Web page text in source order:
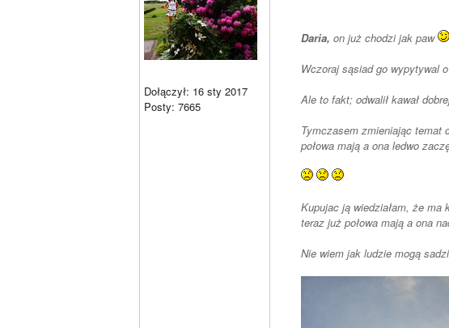
Dołączył: 16 sty 2017
Posty: 7665
Daria, on już chodzi jak paw
Wczoraj sąsiad go wypytywal
Ale to fakt; odwalił kawał
Tymczasem zmieniając temat
połowa mają a ona ledwo
Kupujac ją wiedziałam, że ma
Nie wiem jak ludzie mogą